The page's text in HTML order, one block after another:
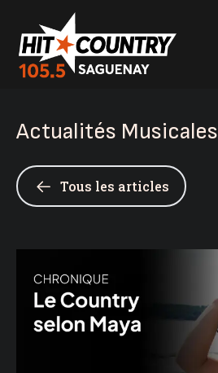
Actualités Musicales
Tous les articles